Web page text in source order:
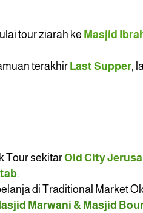
tour ziarah ke Masjid
terakhir Last Supper,
Tour sekitarOld City
.
di Traditional Market
Marwani & Masjid